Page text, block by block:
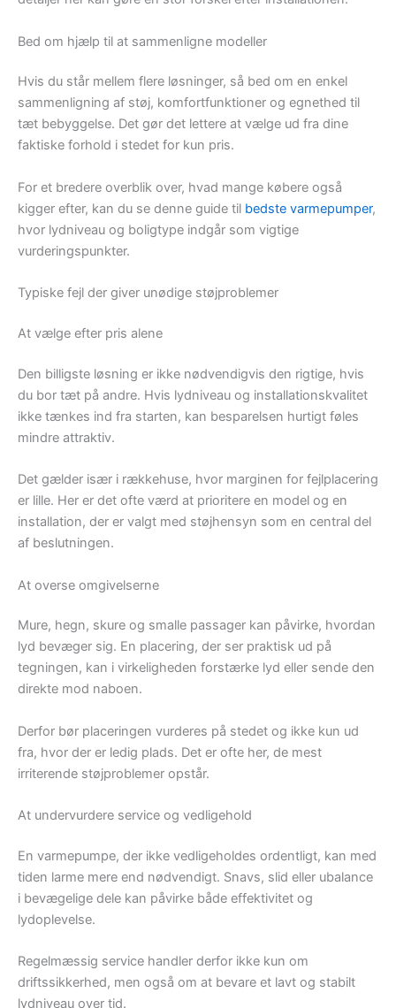
Bed om hjælp til at sammenligne modeller
Hvis du står mellem flere løsninger, så bed om en enkel
sammenligning af støj, komfortfunktioner og egnethed til
tæt bebyggelse. Det gør det lettere at vælge ud fra dine
faktiske forhold i stedet for kun pris.
For et bredere overblik over, hvad mange købere også
kigger efter, kan du se denne guide til bedste varmepumper,
hvor lydniveau og boligtype indgår som vigtige
vurderingspunkter.
Typiske fejl der giver unødige støjproblemer
At vælge efter pris alene
Den billigste løsning er ikke nødvendigvis den rigtige, hvis
du bor tæt på andre. Hvis lydniveau og installationskvalitet
ikke tænkes ind fra starten, kan besparelsen hurtigt føles
mindre attraktiv.
Det gælder især i rækkehuse, hvor marginen for fejlplacering
er lille. Her er det ofte værd at prioritere en model og en
installation, der er valgt med støjhensyn som en central del
af beslutningen.
At overse omgivelserne
Mure, hegn, skure og smalle passager kan påvirke, hvordan
lyd bevæger sig. En placering, der ser praktisk ud på
tegningen, kan i virkeligheden forstærke lyd eller sende den
direkte mod naboen.
Derfor bør placeringen vurderes på stedet og ikke kun ud
fra, hvor der er ledig plads. Det er ofte her, de mest
irriterende støjproblemer opstår.
At undervurdere service og vedligehold
En varmepumpe, der ikke vedligeholdes ordentligt, kan med
tiden larme mere end nødvendigt. Snavs, slid eller ubalance
i bevægelige dele kan påvirke både effektivitet og
lydoplevelse.
Regelmæssig service handler derfor ikke kun om
driftssikkerhed, men også om at bevare et lavt og stabilt
lydniveau over tid.